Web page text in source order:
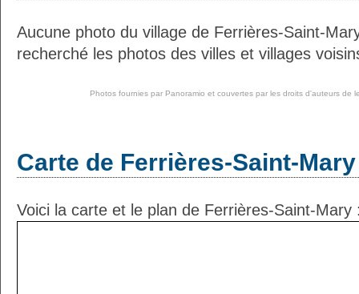
Aucune photo du village de Ferrières-Saint-
recherché les photos des villes et villages
Photos fournies par Panoramio et couvertes par les droits d'auteurs de
Carte de Ferrières-Saint-Mary
Voici la carte et le plan de Ferrières-Saint-Mary